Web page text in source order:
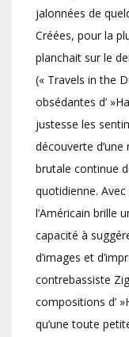
jalonnées de
Créées, pour la
planchait sur le
(« Travels in the
obsédantes d’
justesse les
découverte
brutale continue
quotidienne.
l’Américain brille
capacité à
d’images et
contrebassiste
compositions d’
qu’une toute